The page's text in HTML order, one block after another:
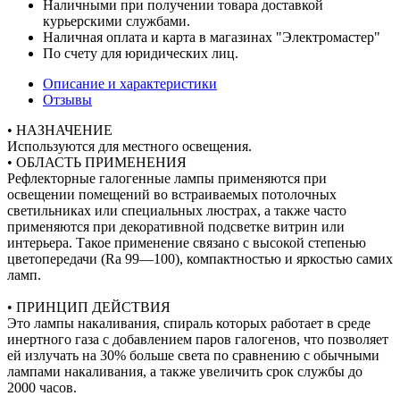
Наличными при получении товара доставкой
курьерскими службами.
Наличная оплата и карта в магазинах "Электромастер"
По счету для юридических лиц.
Описание и характеристики
Отзывы
• НАЗНАЧЕНИЕ
Используются для местного освещения.
• ОБЛАСТЬ ПРИМЕНЕНИЯ
Рефлекторные галогенные лампы применяются при
освещении помещений во встраиваемых потолочных
светильниках или специальных люстрах, а также часто
применяются при декоративной подсветке витрин или
интерьера. Такое применение связано с высокой степенью
цветопередачи (Ra 99—100), компактностью и яркостью самих
ламп.
• ПРИНЦИП ДЕЙСТВИЯ
Это лампы накаливания, спираль которых работает в среде
инертного газа с добавлением паров галогенов, что позволяет
ей излучать на 30% больше света по сравнению с обычными
лампами накаливания, а также увеличить срок службы до
2000 часов.